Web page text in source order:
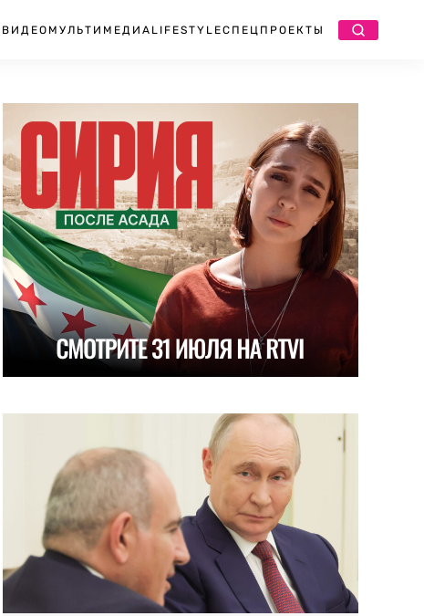
ВИДЕО МУЛЬТИМЕДИА LIFESTYLEСПЕЦПРОЕКТЫ